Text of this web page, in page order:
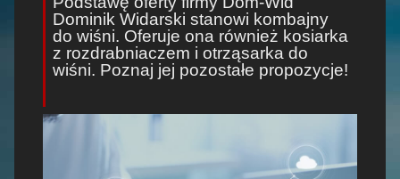
Dominik Widarski stanowi kombajny
do wiśni. Oferuje ona również kosiarka
z rozdrabniaczem i otrząsarka do
wiśni. Poznaj jej pozostałe propozycje!